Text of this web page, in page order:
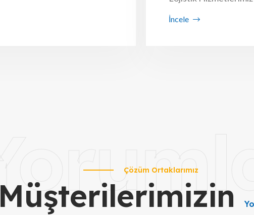
İncele
Çözüm Ortaklarımız
Müşterilerimizin